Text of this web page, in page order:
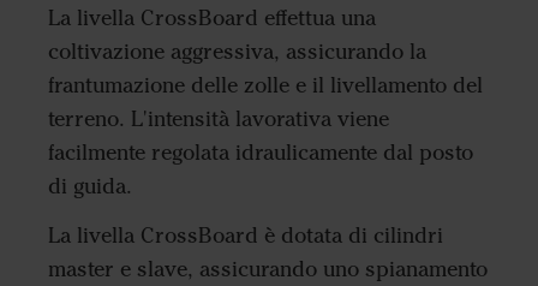
La livella CrossBoard effettua una
coltivazione aggressiva, assicurando la
frantumazione delle zolle e il livellamento del
terreno. L'intensità lavorativa viene
facilmente regolata idraulicamente dal posto
di guida.
La livella CrossBoard è dotata di cilindri
master e slave, assicurando uno spianamento